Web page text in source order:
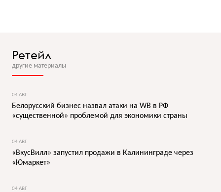
Ретейл
другие материалы
04 АВГ
Белорусский бизнес назвал атаки на WB в РФ
«существенной» проблемой для экономики страны
04 АВГ
«ВкусВилл» запустил продажи в Калининграде через
«Юмаркет»
04 АВГ